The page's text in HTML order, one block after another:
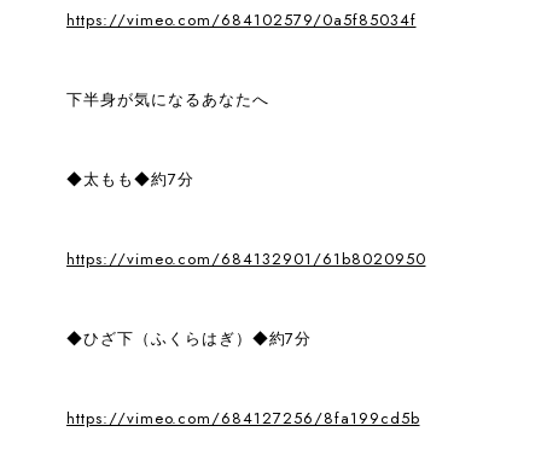
https://vimeo.com/684102579/0a5f85034f
下半身が気になるあなたへ
◆太もも◆約7分
https://vimeo.com/684132901/61b8020950
◆ひざ下（ふくらはぎ）◆約7分
https://vimeo.com/684127256/8fa199cd5b